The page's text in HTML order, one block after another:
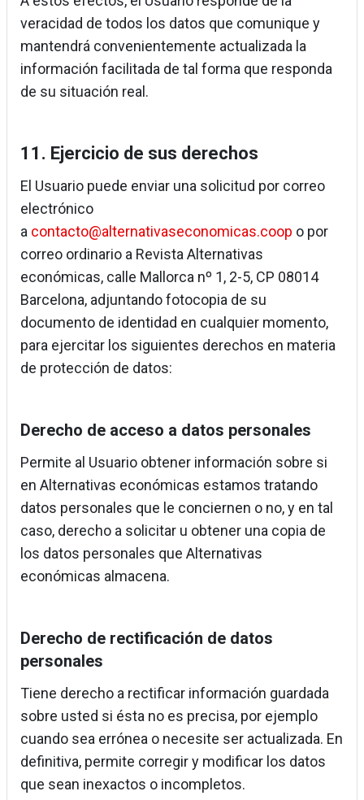
veracidad de todos los datos que comunique y
mantendrá convenientemente actualizada la
información facilitada de tal forma que responda
de su situación real.
11. Ejercicio de sus derechos
El Usuario puede enviar una solicitud por correo
electrónico
a contacto@alternativaseconomicas.coop o por
correo ordinario a Revista Alternativas
económicas, calle Mallorca nº 1, 2-5, CP 08014
Barcelona, adjuntando fotocopia de su
documento de identidad en cualquier momento,
para ejercitar los siguientes derechos en materia
de protección de datos:
Derecho de acceso a datos personales
Permite al Usuario obtener información sobre si
en Alternativas económicas estamos tratando
datos personales que le conciernen o no, y en tal
caso, derecho a solicitar u obtener una copia de
los datos personales que Alternativas
económicas almacena.
Derecho de rectificación de datos
personales
Tiene derecho a rectificar información guardada
sobre usted si ésta no es precisa, por ejemplo
cuando sea errónea o necesite ser actualizada. En
definitiva, permite corregir y modificar los datos
que sean inexactos o incompletos.